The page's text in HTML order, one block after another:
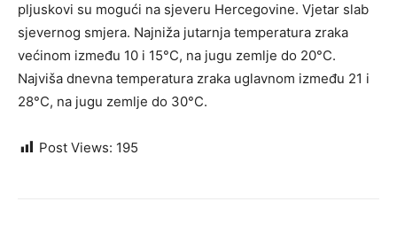
pljuskovi su mogući na sjeveru Hercegovine. Vjetar slab
sjevernog smjera. Najniža jutarnja temperatura zraka
većinom između 10 i 15°C, na jugu zemlje do 20°C.
Najviša dnevna temperatura zraka uglavnom između 21 i
28°C, na jugu zemlje do 30°C.
Post Views: 195